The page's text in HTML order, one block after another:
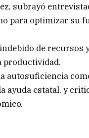
subrayó
para optimizar su
de recursos
productividad.
autosuficiencia
ayuda estatal, y